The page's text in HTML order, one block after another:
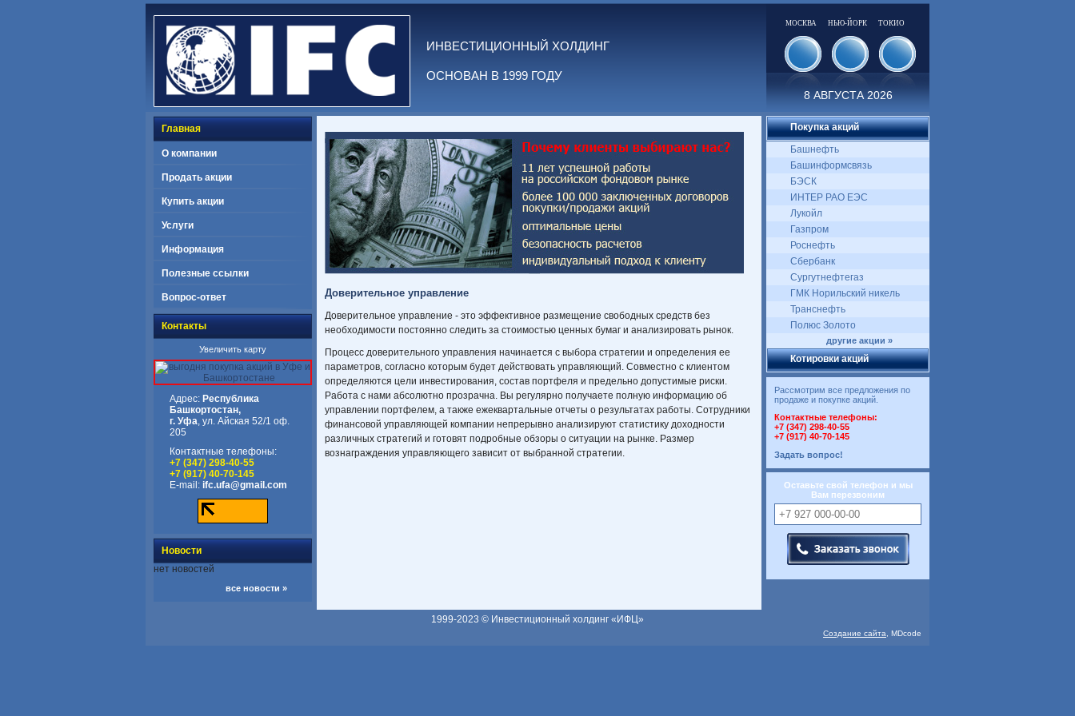
ИНВЕСТИЦИОННЫЙ ХОЛДИНГ
ОСНОВАН В 1999 ГОДУ
МОСКВА НЬЮ-ЙОРК ТОКИО
8 АВГУСТА 2026
Главная
О компании
Продать акции
Купить акции
Услуги
Информация
Полезные ссылки
Вопрос-ответ
Контакты
Увеличить карту
Адрес: Республика
Башкортостан,
г. Уфа, ул. Айская 52/1 оф.
205
Контактные телефоны:
+7 (347) 298-40-55
+7 (917) 40-70-145
E-mail: ifc.ufa@gmail.com
Новости
нет новостей
все новости »
Покупка акций
Башнефть
Башинформсвязь
БЭСК
ИНТЕР РАО ЕЭС
Лукойл
Газпром
Роснефть
Сбербанк
Сургутнефтегаз
ГМК Норильский никель
Транснефть
Полюс Золото
другие акции »
Котировки акций
Рассмотрим все предложения по
продаже и покупке акций.
Контактные телефоны:
+7 (347) 298-40-55
+7 (917) 40-70-145
Задать вопрос!
Оставьте свой телефон и мы
Вам перезвоним
Доверительное управление
Доверительное управление - это эффективное размещение свободных средств без
необходимости постоянно следить за стоимостью ценных бумаг и анализировать рынок.
Процесс доверительного управления начинается с выбора стратегии и определения ее
параметров, согласно которым будет действовать управляющий. Совместно с клиентом
определяются цели инвестирования, состав портфеля и предельно допустимые риски.
Работа с нами абсолютно прозрачна. Вы регулярно получаете полную информацию об
управлении портфелем, а также ежеквартальные отчеты о результатах работы. Сотрудники
финансовой управляющей компании непрерывно анализируют статистику доходности
различных стратегий и готовят подробные обзоры о ситуации на рынке. Размер
вознаграждения управляющего зависит от выбранной стратегии.
1999-2023 © Инвестиционный холдинг «ИФЦ»
Создание сайта , MDcode